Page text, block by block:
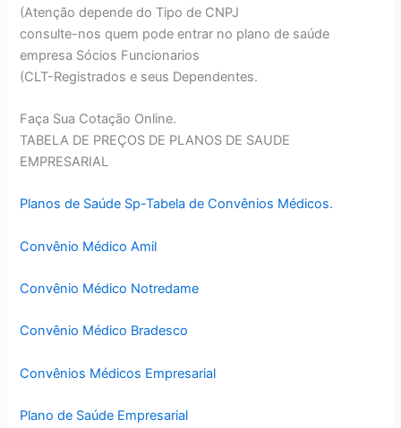
(Atenção depende do Tipo de CNPJ
consulte-nos quem pode entrar no plano de saúde
empresa Sócios Funcionarios
(CLT-Registrados e seus Dependentes.
Faça Sua Cotação Online.
TABELA DE PREÇOS DE PLANOS DE SAUDE
EMPRESARIAL
Planos de Saúde Sp-Tabela de Convênios Médicos.
Convênio Médico Amil
Convênio Médico Notredame
Convênio Médico Bradesco
Convênios Médicos Empresarial
Plano de Saúde Empresarial